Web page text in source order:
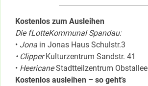
Kostenlos zum Ausleihen
Die fLotteKommunal Spandau:
• Jona in Jonas Haus Schulstr.3
• ClipperKulturzentrum Sandstr. 41
• HeericaneStadtteilzentrum Obstallee
Kostenlos ausleihen – so geht’s